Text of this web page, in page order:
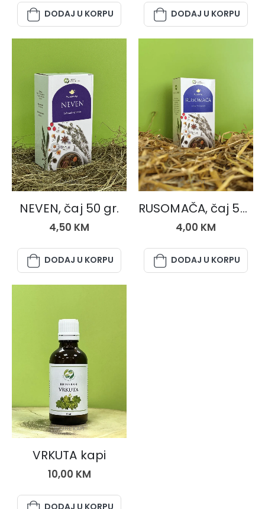
DODAJ U KORPU DODAJ U KORPU
ČAJEVI
NEVEN, čaj 50 gr.
4,50 KM
DODAJ U KORPU
ČAJEVI
RUSOMAČA, čaj 50 gr.
4,00 KM
DODAJ U KORPU
BILJNE KAPI
VRKUTA kapi
10,00 KM
DODAJ U KORPU